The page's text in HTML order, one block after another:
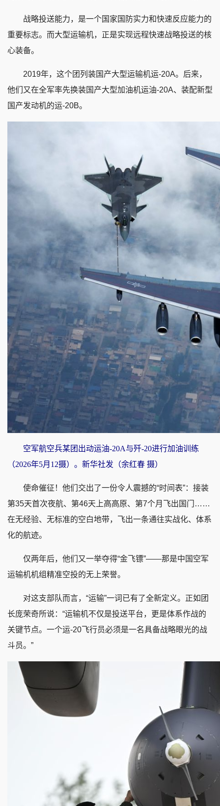
战略投送能力，是一个国家国防实力和快速反应能力的
重要标志。而大型运输机，正是实现远程快速战略投送的核
心装备。
2019年，这个团列装国产大型运输机运-20A。后来，
他们又在全军率先换装国产大型加油机运油-20A、装配新型
国产发动机的运-20B。
空军航空兵某团出动运油-20A与歼-20进行加油训练
（2026年5月12摄）。新华社发（余红春 摄）
使命催征！他们交出了一份令人震撼的“时间表”：接装
第35天首次夜航、第46天上高高原、第7个月飞出国门……
在无经验、无标准的空白地带，飞出一条通往实战化、体系
化的航迹。
仅两年后，他们又一举夺得“金飞镖”——那是中国空军
运输机机组精准空投的无上荣誉。
对这支部队而言，“运输”一词已有了全新定义。正如团
长庞荣奇所说：“运输机不仅是投送平台，更是体系作战的
关键节点。一个运-20飞行员必须是一名具备战略眼光的战
斗员。”